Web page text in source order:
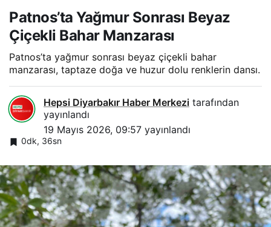
Patnos’ta Yağmur Sonrası Beyaz
Çiçekli Bahar Manzarası
Patnos’ta yağmur sonrası beyaz çiçekli bahar
manzarası, taptaze doğa ve huzur dolu renklerin dansı.
Hepsi Diyarbakır Haber Merkezi tarafından
yayınlandı
19 Mayıs 2026, 09:57 yayınlandı
0dk, 36sn